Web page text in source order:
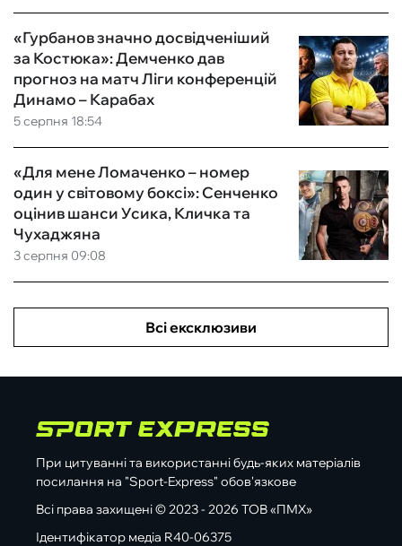
5 серпня 18:54
«Гурбанов значно досвідченіший
за Костюка»: Демченко дав
прогноз на матч Ліги конференцій
Динамо – Карабах
3 серпня 09:08
«Для мене Ломаченко – номер
один у світовому боксі»: Сенченко
оцінив шанси Усика, Кличка та
Чухаджяна
Всі ексклюзиви
При цитуванні та використанні будь-яких матеріалів
посилання на "Sport-Express" обов'язкове
Всі права захищені © 2023 - 2026 ТОВ «ПМХ»
Ідентифікатор медіа R40-06375